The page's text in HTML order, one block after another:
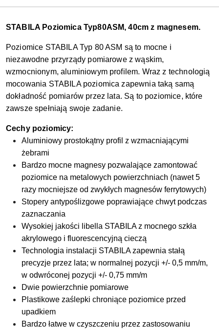
STABILA Poziomica Typ80ASM, 40cm z magnesem.
Poziomice STABILA Typ 80 ASM są to mocne i
niezawodne przyrządy pomiarowe z wąskim,
wzmocnionym, aluminiowym profilem. Wraz z technologią
mocowania STABILA poziomica zapewnia taką samą
dokładność pomiarów przez lata. Są to poziomice, które
zawsze spełniają swoje zadanie.
Cechy poziomicy:
Aluminiowy prostokątny profil z wzmacniającymi
żebrami
Bardzo mocne magnesy pozwalające zamontować
poziomice na metalowych powierzchniach (nawet 5
razy mocniejsze od zwykłych magnesów ferrytowych)
Stopery antypoślizgowe poprawiające chwyt podczas
zaznaczania
Wysokiej jakości libella STABILA z mocnego szkła
akrylowego i fluorescencyjną cieczą
Technologia instalacji STABILA zapewnia stałą
precyzje przez lata; w normalnej pozycji +/- 0,5 mm/m,
w odwróconej pozycji +/- 0,75 mm/m
Dwie powierzchnie pomiarowe
Plastikowe zaślepki chroniące poziomice przed
upadkiem
Bardzo łatwe w czyszczeniu przez zastosowaniu